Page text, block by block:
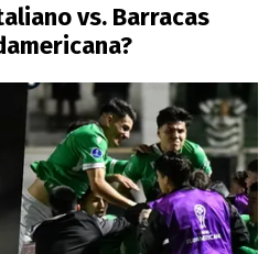
vs. Barracas